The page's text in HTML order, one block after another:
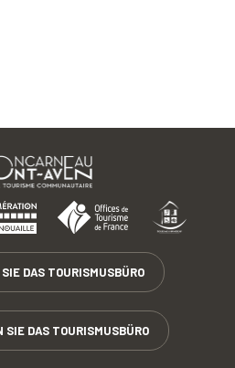
DAS TOURISMUSBÜRO
SIE DAS TOURISMUSBÜRO